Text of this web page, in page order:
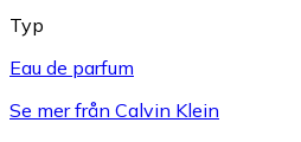
Typ
Eau de parfum
Se mer från Calvin Klein